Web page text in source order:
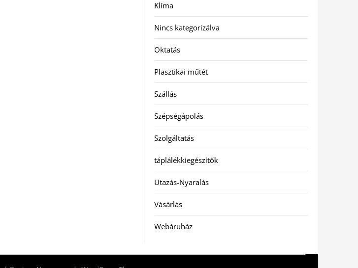
Klíma
Nincs kategorizálva
Oktatás
Plasztikai műtét
Szállás
Szépségápolás
Szolgáltatás
táplálékkiegészítők
Utazás-Nyaralás
Vásárlás
Webáruház